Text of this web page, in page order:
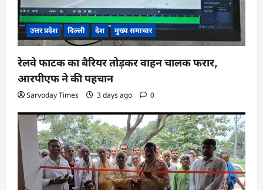
उत्तर प्रदेश दिल्ली देश मुख्य समाचार
रेलवे फाटक का बैरियर तोड़कर वाहन चालक फरार,
आरपीएफ ने की पहचान
Sarvoday Times 3 days ago 0